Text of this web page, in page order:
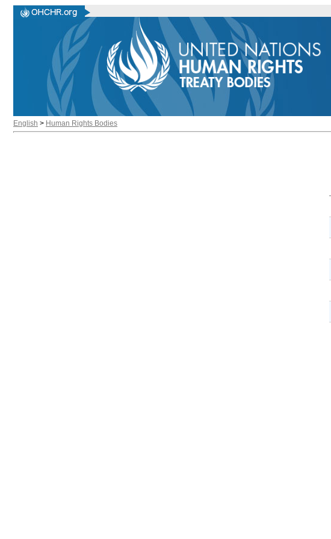
English > Human Rights Bodies